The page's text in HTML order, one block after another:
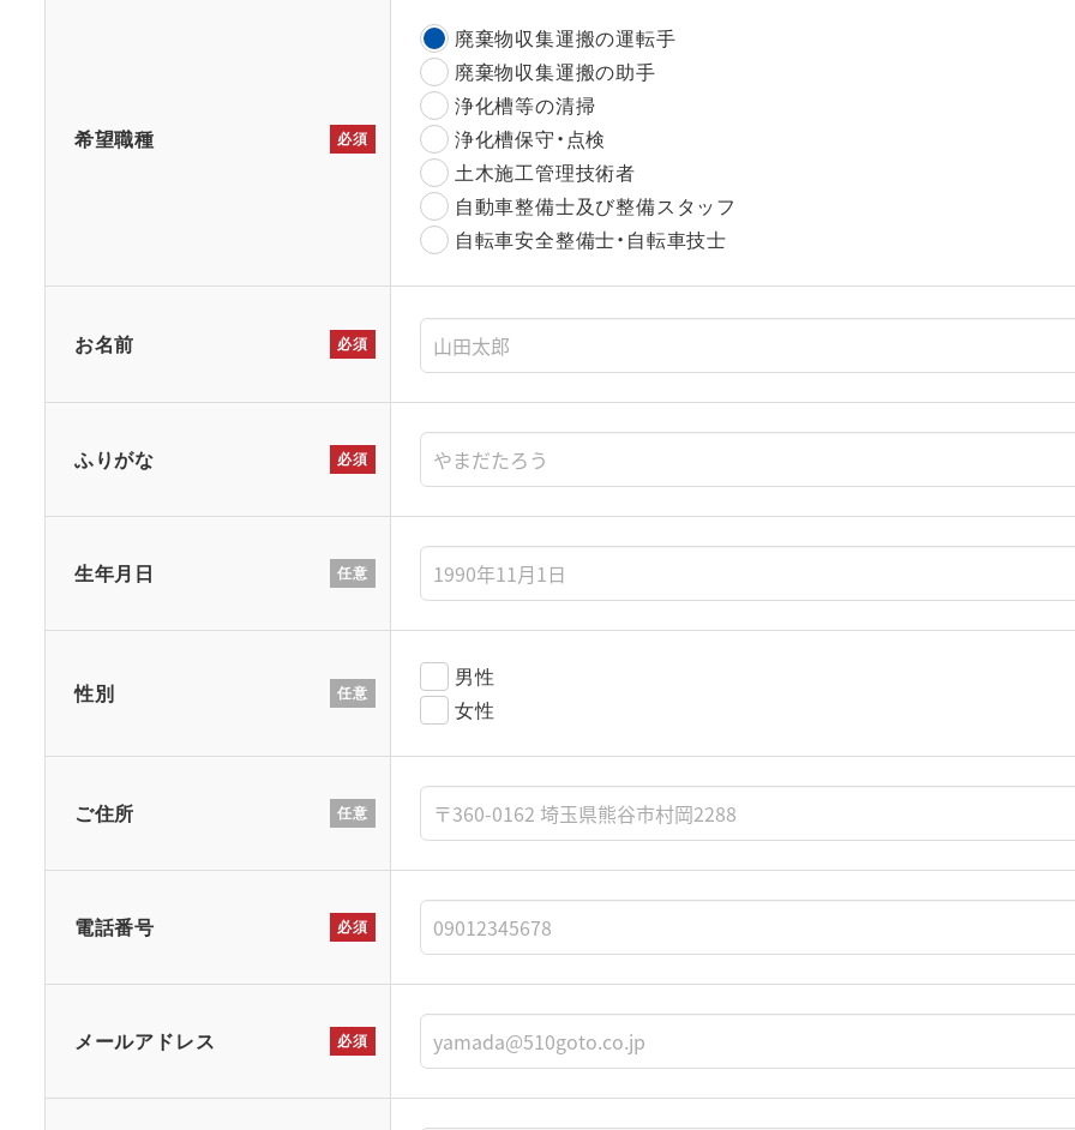
希望職種 必須
廃棄物収集運搬の運転手
廃棄物収集運搬の助手
浄化槽等の清掃
浄化槽保守・点検
土木施工管理技術者
自動車整備士及び整備スタッフ
自転車安全整備士・自転車技士
お名前 必須
の
フ
ィ
ー
は
空
の
ま
ま
て
く
だ
さ
い
ふりがな 必須
生年月日 任意
性別 任意
男性
女性
ご住所 任意
電話番号 必須
メールアドレス 必須